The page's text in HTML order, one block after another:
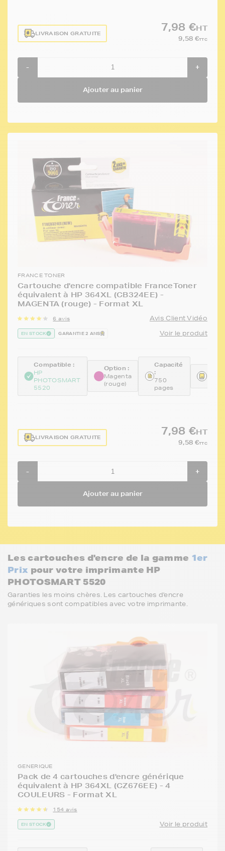
LIVRAISON GRATUITE
7,98 €HT
9,58 €TTC
- +
Ajouter au panier
FRANCE TONER
Cartouche d'encre compatible FranceToner
équivalent à HP 364XL (CB324EE) -
MAGENTA (rouge) - Format XL
6 avis Avis Client Vidéo
EN STOCK GARANTIE 2 ANS Voir le produit
Compatible :
HP
PHOTOSMART
5520
Option :
Magenta
(rouge)
Capacité
:
750
pages
LIVRAISON GRATUITE
7,98 €HT
9,58 €TTC
- +
Ajouter au panier
Les cartouches d'encre de la gamme 1er
Prix pour votre imprimante HP
PHOTOSMART 5520
Garanties les moins chères. Les cartouches d'encre
génériques sont compatibles avec votre imprimante.
GENERIQUE
Pack de 4 cartouches d'encre générique
équivalent à HP 364XL (CZ676EE) - 4
COULEURS - Format XL
154 avis
EN STOCK Voir le produit